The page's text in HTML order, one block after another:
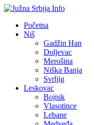
Početna
Niš
Gadžin Han
Doljevac
Merošina
Niška Banja
Svrljig
Leskovac
Bojnik
Vlasotince
Lebane